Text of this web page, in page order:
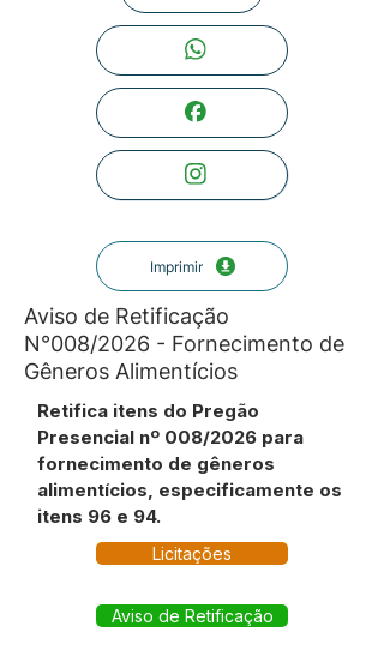
Imprimir
Aviso de Retificação
N°008/2026 - Fornecimento de
Gêneros Alimentícios
Retifica itens do Pregão
Presencial nº 008/2026 para
fornecimento de gêneros
alimentícios, especificamente os
itens 96 e 94.
Licitações
Aviso de Retificação